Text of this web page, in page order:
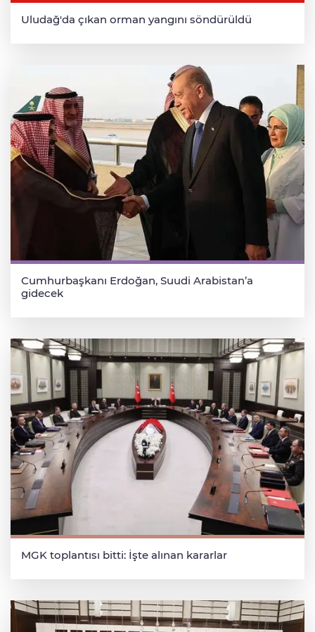
Uludağ'da çıkan orman yangını söndürüldü
Cumhurbaşkanı Erdoğan, Suudi Arabistan’a
gidecek
MGK toplantısı bitti: İşte alınan kararlar